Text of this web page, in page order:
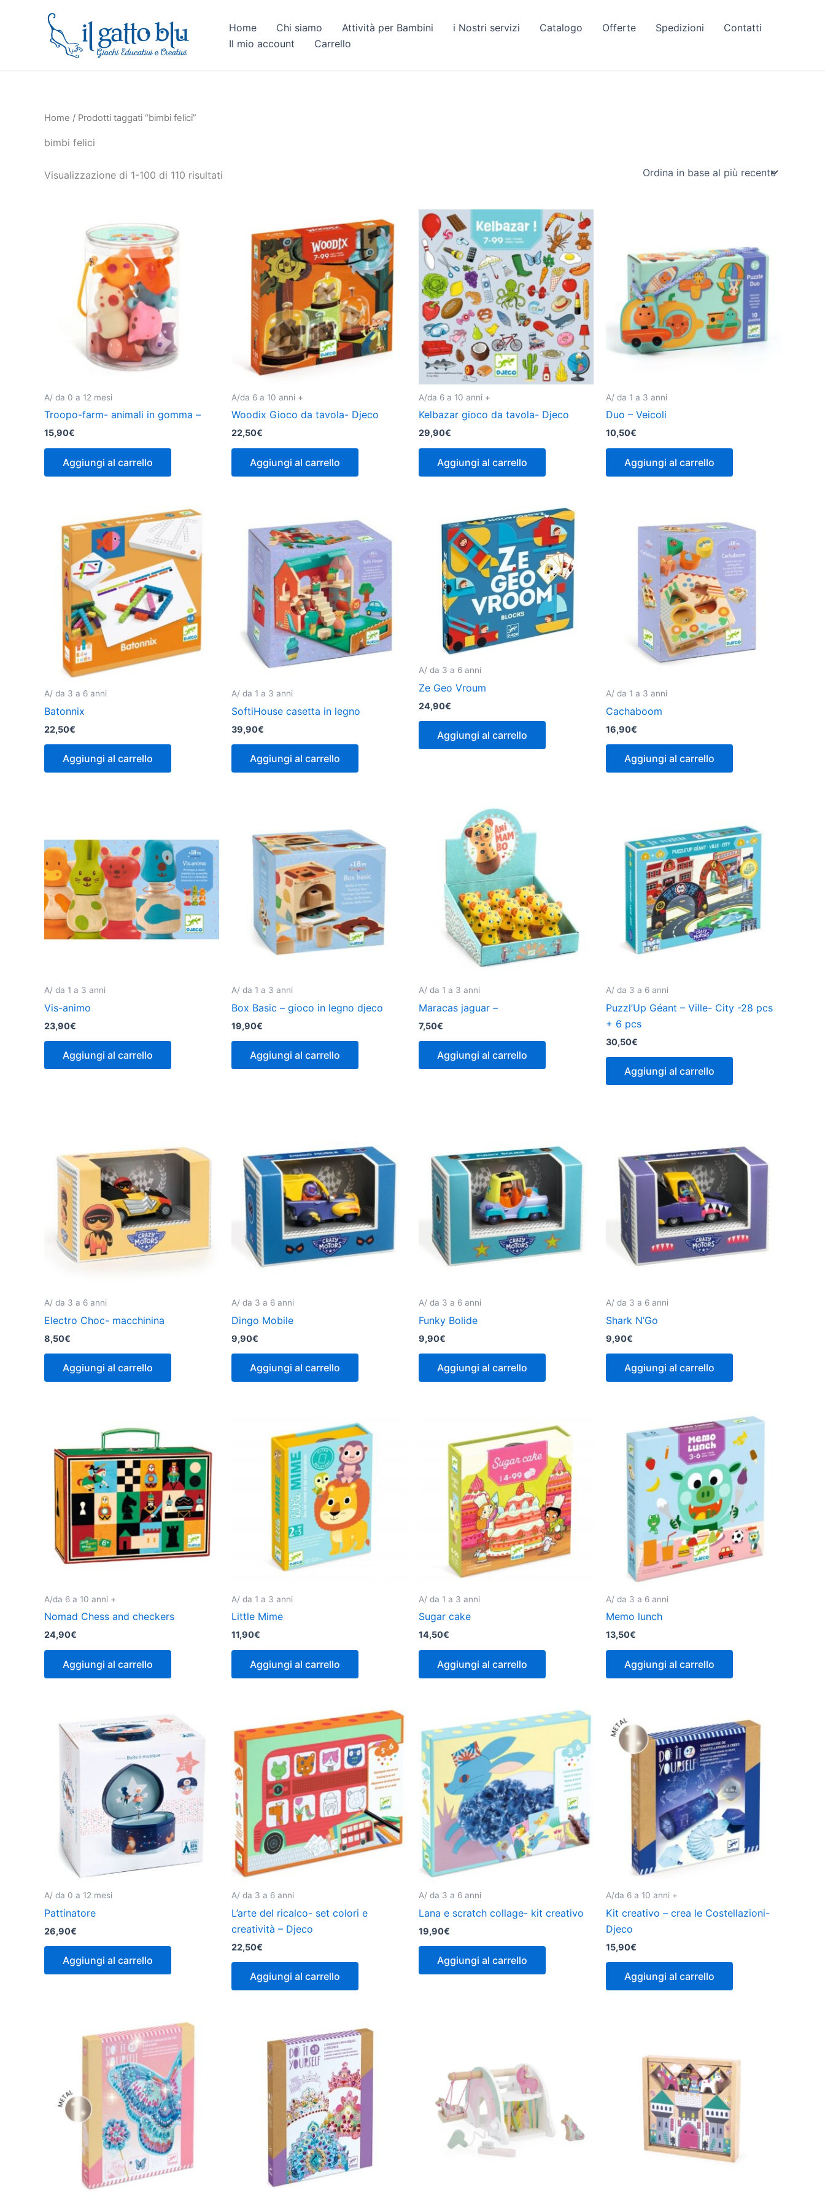
Home Chi siamo Attività per Bambini i Nostri servizi Catalogo Offerte Spedizioni
Contatti
Il mio account
Carrello
Home / Prodotti taggati “bimbi felici”
bimbi felici
Visualizzazione di 1-100 di 110 risultati
base
al
più
A/ da 0 a 12 mesi
Troopo-farm- animali in gomma –
15,90€
Aggiungi al carrello
A/da 6 a 10 anni +
Woodix Gioco da tavola- Djeco
22,50€
Aggiungi al carrello
A/da 6 a 10 anni +
Kelbazar gioco da tavola- Djeco
29,90€
Aggiungi al carrello
A/ da 1 a 3 anni
Duo – Veicoli
10,50€
Aggiungi al carrello
A/ da 3 a 6 anni
Batonnix
22,50€
Aggiungi al carrello
A/ da 1 a 3 anni
SoftiHouse casetta in legno
39,90€
Aggiungi al carrello
A/ da 3 a 6 anni
Ze Geo Vroum
24,90€
Aggiungi al carrello
A/ da 1 a 3 anni
Cachaboom
16,90€
Aggiungi al carrello
A/ da 1 a 3 anni
Vis-animo
23,90€
Aggiungi al carrello
A/ da 1 a 3 anni
Box Basic – gioco in legno djeco
19,90€
Aggiungi al carrello
A/ da 1 a 3 anni
Maracas jaguar –
7,50€
Aggiungi al carrello
A/ da 3 a 6 anni
Puzzl’Up Géant – Ville- City -28 pcs
+ 6 pcs
30,50€
Aggiungi al carrello
A/ da 3 a 6 anni
Electro Choc- macchinina
8,50€
Aggiungi al carrello
A/ da 3 a 6 anni
Dingo Mobile
9,90€
Aggiungi al carrello
A/ da 3 a 6 anni
Funky Bolide
9,90€
Aggiungi al carrello
A/ da 3 a 6 anni
Shark N’Go
9,90€
Aggiungi al carrello
A/da 6 a 10 anni +
Nomad Chess and checkers
24,90€
Aggiungi al carrello
A/ da 1 a 3 anni
Little Mime
11,90€
Aggiungi al carrello
A/ da 1 a 3 anni
Sugar cake
14,50€
Aggiungi al carrello
A/ da 3 a 6 anni
Memo lunch
13,50€
Aggiungi al carrello
A/ da 0 a 12 mesi
Pattinatore
26,90€
Aggiungi al carrello
A/ da 3 a 6 anni
L’arte del ricalco- set colori e
creatività – Djeco
22,50€
Aggiungi al carrello
A/ da 3 a 6 anni
Lana e scratch collage- kit creativo
19,90€
Aggiungi al carrello
A/da 6 a 10 anni +
Kit creativo – crea le Costellazioni-
Djeco
15,90€
Aggiungi al carrello